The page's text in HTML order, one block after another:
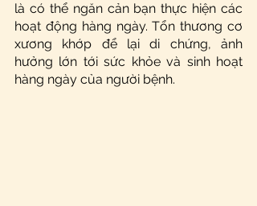
là có thể ngăn cản bạn thực hiện các
hoạt động hàng ngày. Tổn thương cơ
xương khớp để lại di chứng, ảnh
hưởng lớn tới sức khỏe và sinh hoạt
hàng ngày của người bệnh.